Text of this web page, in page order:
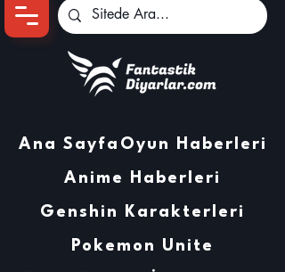
Ana Sayfa Oyun Haberleri
Anime Haberleri
Genshin Karakterleri
Pokemon Unite